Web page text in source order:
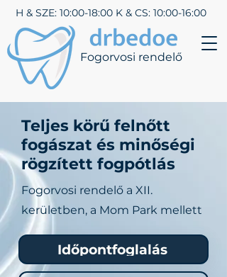
H & SZE: 10:00-18:00 K & CS: 10:00-16:00
Fogorvosi rendelő
Teljes körű felnőtt
fogászat és minőségi
rögzített fogpótlás
Fogorvosi rendelő a XII.
kerületben, a Mom Park mellett
Időpontfoglalás